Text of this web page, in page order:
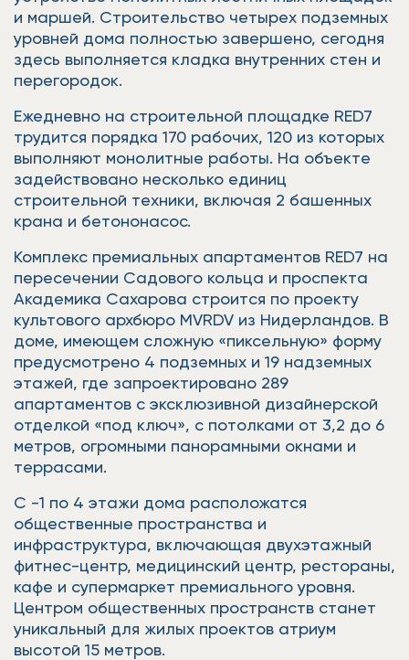
и маршей. Строительство четырех подземных
уровней дома полностью завершено, сегодня
здесь выполняется кладка внутренних стен и
перегородок.
Ежедневно на строительной площадке RED7
трудится порядка 170 рабочих, 120 из которых
выполняют монолитные работы. На объекте
задействовано несколько единиц
строительной техники, включая 2 башенных
крана и бетононасос.
Комплекс премиальных апартаментов RED7 на
пересечении Садового кольца и проспекта
Академика Сахарова строится по проекту
культового архбюро MVRDV из Нидерландов. В
доме, имеющем сложную «пиксельную» форму
предусмотрено 4 подземных и 19 надземных
этажей, где запроектировано 289
апартаментов с эксклюзивной дизайнерской
отделкой «под ключ», с потолками от 3,2 до 6
метров, огромными панорамными окнами и
террасами.
С -1 по 4 этажи дома расположатся
общественные пространства и
инфраструктура, включающая двухэтажный
фитнес-центр, медицинский центр, рестораны,
кафе и супермаркет премиального уровня.
Центром общественных пространств станет
уникальный для жилых проектов атриум
высотой 15 метров.